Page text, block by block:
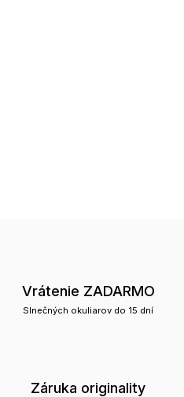
Vrátenie ZADARMO
Slnečných okuliarov do 15 dní
Záruka originality